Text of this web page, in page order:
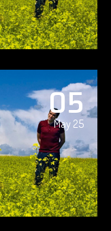
05
May 25